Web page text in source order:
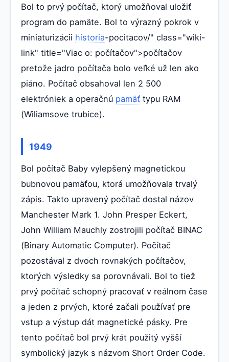
Bol to prvý počítač, ktorý umožňoval uložiť
program do pamäte. Bol to výrazný pokrok v
miniaturizácii historia-pocitacov/" class="wiki-
link" title="Viac o: počítačov">počítačov
pretože jadro počítača bolo veľké už len ako
piáno. Počítač obsahoval len 2 500
elektróniek a operačnú pamäť typu RAM
(Wiliamsove trubice).
1949
Bol počítač Baby vylepšený magnetickou
bubnovou pamäťou, ktorá umožňovala trvalý
zápis. Takto upravený počítač dostal názov
Manchester Mark 1. John Presper Eckert,
John William Mauchly zostrojili počítač BINAC
(Binary Automatic Computer). Počítač
pozostával z dvoch rovnakých počítačov,
ktorých výsledky sa porovnávali. Bol to tiež
prvý počítač schopný pracovať v reálnom čase
a jeden z prvých, ktoré začali používať pre
vstup a výstup dát magnetické pásky. Pre
tento počítač bol prvý krát použitý vyšší
symbolický jazyk s názvom Short Order Code.